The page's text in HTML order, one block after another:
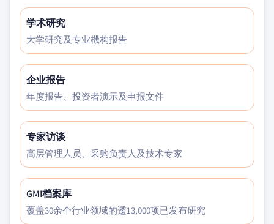
学术研究
大学研究及专业機构报告
企业报告
年度报告、投资者演示及申报文件
专家访谈
高层管理人员、采购负责人及技术专家
GMI档案库
覆盖30余个行业领域的逶13,000项已发布研究